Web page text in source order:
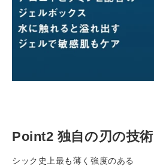
Point2 独自の刃の技術
シック史上最も薄く強度のある